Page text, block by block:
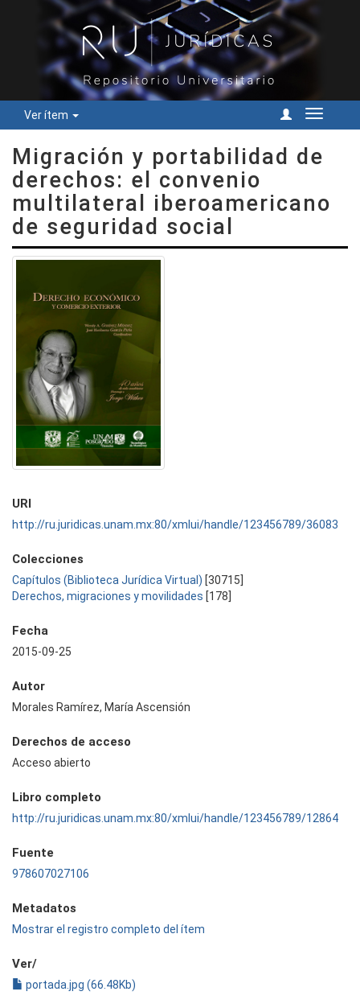
Ver ítem
Cambiar
Migración y portabilidad de
derechos: el convenio
multilateral iberoamericano
de seguridad social
URI
http://ru.juridicas.unam.mx:80/xmlui/handle/123456789/36083
Colecciones
Capítulos (Biblioteca Jurídica Virtual) [30715]
Derechos, migraciones y movilidades [178]
Fecha
2015-09-25
Autor
Morales Ramírez, María Ascensión
Derechos de acceso
Acceso abierto
Libro completo
http://ru.juridicas.unam.mx:80/xmlui/handle/123456789/12864
Fuente
978607027106
Metadatos
Mostrar el registro completo del ítem
Ver/
portada.jpg (66.48Kb)